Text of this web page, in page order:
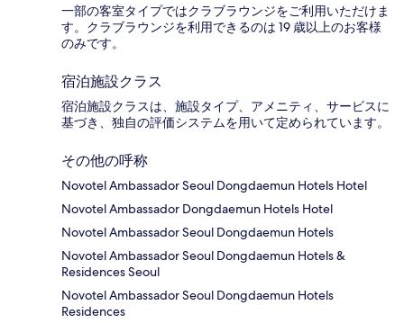
一部の客室タイプではクラブラウンジをご利用いただけま
す。クラブラウンジを利用できるのは 19 歳以上のお客様
のみです。
宿泊施設クラス
宿泊施設クラスは、施設タイプ、アメニティ、サービスに
基づき、独自の評価システムを用いて定められています。
その他の呼称
Novotel Ambassador Seoul Dongdaemun Hotels Hotel
Novotel Ambassador Dongdaemun Hotels Hotel
Novotel Ambassador Seoul Dongdaemun Hotels
Novotel Ambassador Seoul Dongdaemun Hotels &
Residences Seoul
Novotel Ambassador Seoul Dongdaemun Hotels
Residences